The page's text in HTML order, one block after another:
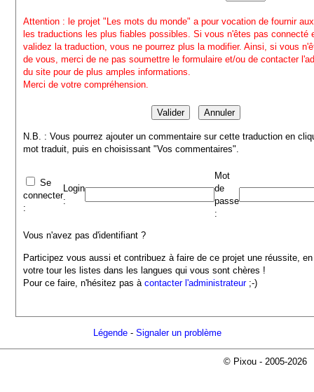
Attention : le projet "Les mots du monde" a pour vocation de fournir
les traductions les plus fiables possibles. Si vous n'êtes pas connecté
validez la traduction, vous ne pourrez plus la modifier. Ainsi, si vous
de vous, merci de ne pas soumettre le formulaire et/ou de contacter
du site pour de plus amples informations.
Merci de votre compréhension.
N.B. : Vous pourrez ajouter un commentaire sur cette traduction en
mot traduit, puis en choisissant "Vos commentaires".
Se
connecter
:
Login
:
Mot
de
passe
:
Vous n'avez pas d'identifiant ?
Participez vous aussi et contribuez à faire de ce projet une réussite,
votre tour les listes dans les langues qui vous sont chères !
Pour ce faire, n'hésitez pas àcontacter l'administrateur;-)
Légende- Signaler un problème
© Pixou - 2005-2026